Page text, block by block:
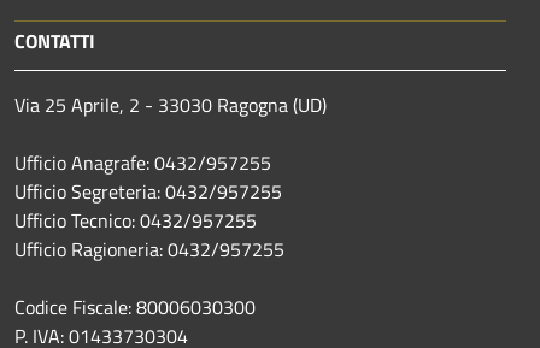
CONTATTI
Via 25 Aprile, 2 - 33030 Ragogna (UD)
Ufficio Anagrafe: 0432/957255
Ufficio Segreteria: 0432/957255
Ufficio Tecnico: 0432/957255
Ufficio Ragioneria: 0432/957255
Codice Fiscale: 80006030300
P. IVA: 01433730304